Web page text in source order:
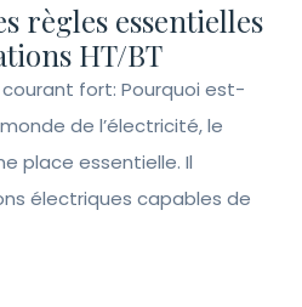
règles essentielles
HT/BT
fort: Pourquoi est-
de l’électricité, le
place essentielle. Il
électriques capables de